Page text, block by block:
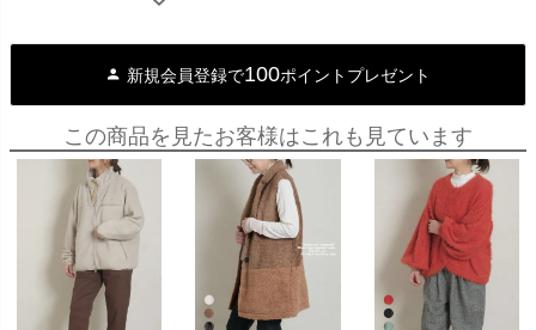
新規会員登録で100ポイントプレゼント
この商品を見たお客様はこれも見ています